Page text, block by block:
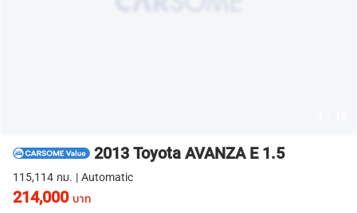
2013 Toyota AVANZA E 1.5
115,114 กม. | Automatic
214,000 บาท